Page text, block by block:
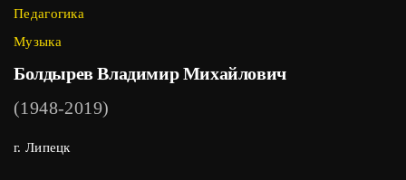
Педагогика
Музыка
Болдырев Владимир Михайлович
(1948-2019)
г. Липецк